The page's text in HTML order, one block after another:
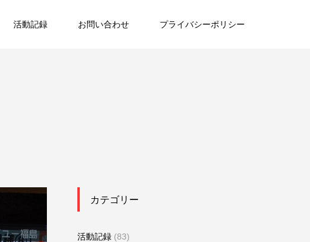
活動記録 お問い合わせ プライバシーポリシー
カテゴリー
活動記録 (83)